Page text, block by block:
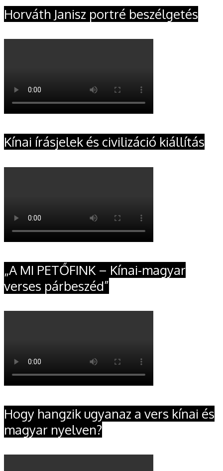
Horváth Janisz portré beszélgetés
Kínai írásjelek és civilizáció kiállítás
„A MI PETŐFINK – Kínai-magyar
verses párbeszéd”
Hogy hangzik ugyanaz a vers kínai és
magyar nyelven?